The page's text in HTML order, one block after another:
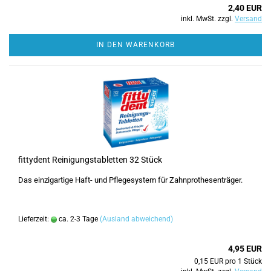
2,40 EUR
inkl. MwSt. zzgl. Versand
IN DEN WARENKORB
fittydent Reinigungstabletten 32 Stück
Das einzigartige Haft- und Pflegesystem für Zahnprothesenträger.
Lieferzeit: ca. 2-3 Tage (Ausland abweichend)
4,95 EUR
0,15 EUR pro 1 Stück